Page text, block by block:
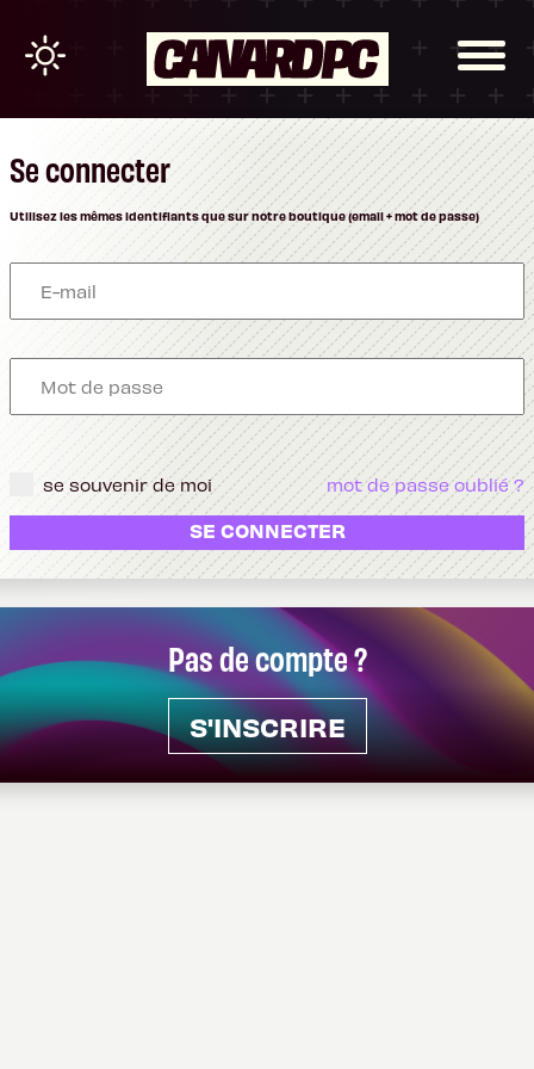
Pas de compte ?
S'INSCRIRE
Se connecter
Utilisez les mêmes identifiants que sur notre boutique (email + mot de passe)
se souvenir de moi mot de passe oublié ?
SE CONNECTER